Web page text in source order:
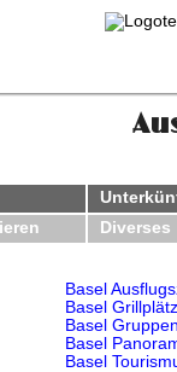
Diverses
Basel
Basel
Basel
Basel
Basel